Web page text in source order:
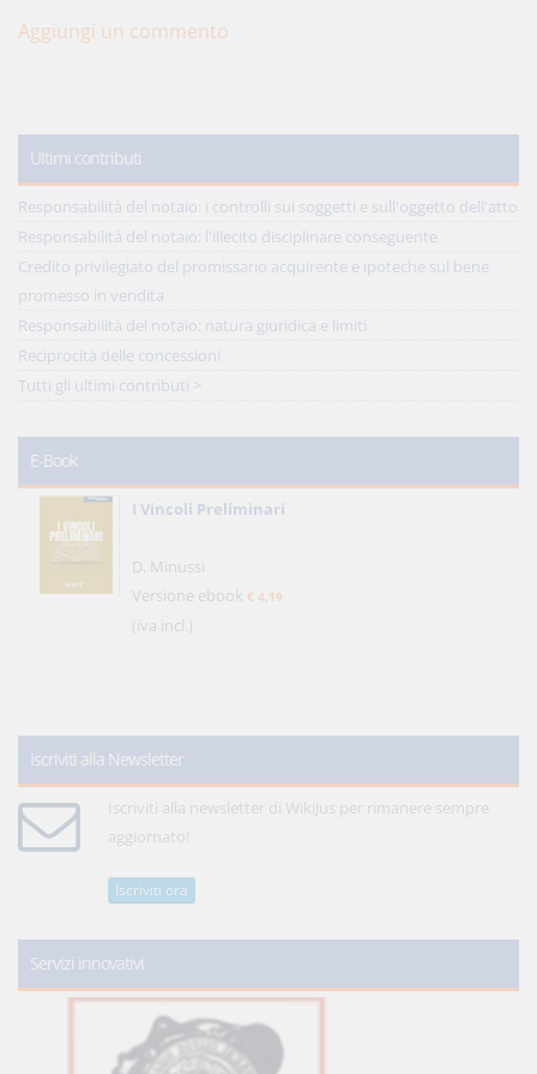
Aggiungi un commento
Ultimi contributi
Responsabilità del notaio: i controlli sui soggetti e sull'oggetto dell'atto
Responsabilità del notaio: l'illecito disciplinare conseguente
Credito privilegiato del promissario acquirente e ipoteche sul bene
promesso in vendita
Responsabilità del notaio: natura giuridica e limiti
Reciprocità delle concessioni
Tutti gli ultimi contributi >
E-Book
I Vincoli Preliminari
D. Minussi
Versione ebook € 4,19
(iva incl.)
Iscriviti alla Newsletter
Iscriviti alla newsletter di WikiJus per rimanere sempre
aggiornato!
Iscriviti ora
Servizi innovativi